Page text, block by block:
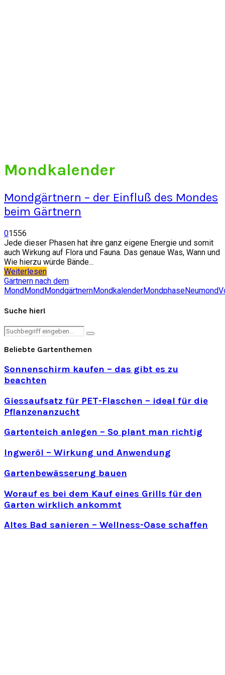
Mondkalender
Mondgärtnern – der Einfluß des Mondes
beim Gärtnern
01556
Jede dieser Phasen hat ihre ganz eigene Energie und somit
auch Wirkung auf Flora und Fauna. Das genaue Was, Wann und
Wie hierzu würde Bände...
Weiterlesen
Gärtnern nach dem
MondMondMondgärtnernMondkalenderMondphaseNeumond
Suche hier!
Search
Search
Beliebte Gartenthemen
Sonnenschirm kaufen – das gibt es zu
beachten
Giessaufsatz für PET-Flaschen – ideal für die
Pflanzenanzucht
Gartenteich anlegen – So plant man richtig
Ingweröl – Wirkung und Anwendung
Gartenbewässerung bauen
Worauf es bei dem Kauf eines Grills für den
Garten wirklich ankommt
Altes Bad sanieren – Wellness-Oase schaffen